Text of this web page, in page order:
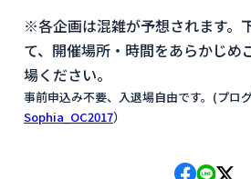
※各企画は混雑が予想されます。
て、開催場所・時間をあらかじめ
場ください。
事前申込み不要、入退場自由です。(プロ
Sophia_OC2017）